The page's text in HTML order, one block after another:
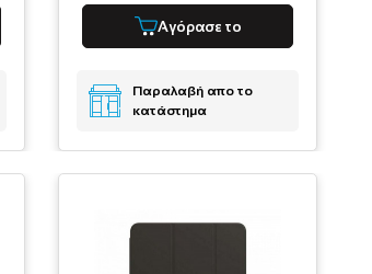
Αγόρασε το
Παραλαβή απο το
κατάστημα